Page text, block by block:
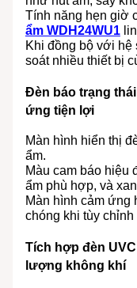
Tính năng hẹn giờ
ẩm WDH24WU1
Khi đồng bộ với hệ
soát nhiều thiết bị
Đèn báo trạng
ứng tiện lợi
Màn hình hiển thị
ẩm.
Màu cam báo hiệu
ẩm phù hợp, và
Màn hình cảm ứng
chóng khi tùy chỉnh
Tích hợp đèn
lượng không khí